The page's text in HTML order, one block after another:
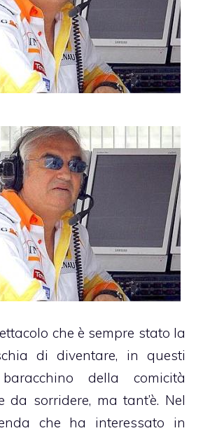
che è sempre stato la
di diventare, in questi
della comicità
da sorridere, ma tant’è. Nel
che ha interessato in